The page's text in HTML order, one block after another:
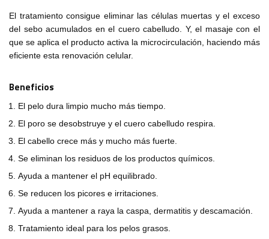
El tratamiento consigue eliminar las células muertas y el exceso
del sebo acumulados en el cuero cabelludo. Y, el masaje con el
que se aplica el producto activa la microcirculación, haciendo más
eficiente esta renovación celular.
Beneficios
El pelo dura limpio mucho más tiempo.
El poro se desobstruye y el cuero cabelludo respira.
El cabello crece más y mucho más fuerte.
Se eliminan los residuos de los productos químicos.
Ayuda a mantener el pH equilibrado.
Se reducen los picores e irritaciones.
Ayuda a mantener a raya la caspa, dermatitis y descamación.
Tratamiento ideal para los pelos grasos.